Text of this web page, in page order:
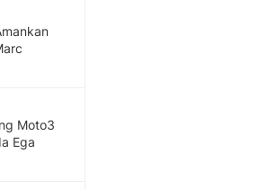
Moto3
Ega